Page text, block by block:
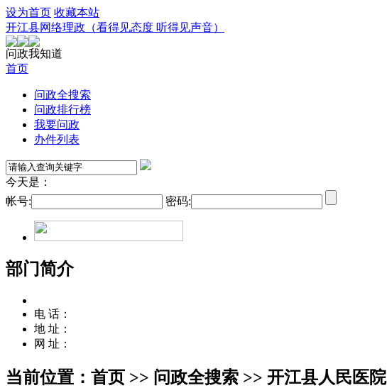
设为首页 收藏本站
开江县网络理政（看得见态度 听得见声音）
问政我知道
首页
问政全搜索
问政排行榜
我要问政
办件列表
今天是：
帐号:
密码:
部门简介
电 话：
地 址：
网 址：
当前位置：首页 >> 问政全搜索 >> 开江县人民医院